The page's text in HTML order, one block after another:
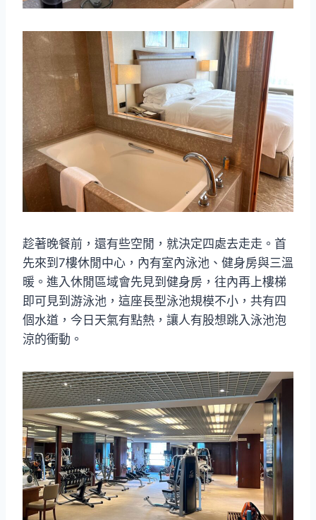
趁著晚餐前，還有些空閒，就決定四處去走走。首
先來到7樓休閒中心，內有室內泳池、健身房與三溫
暖。進入休閒區域會先見到健身房，往內再上樓梯
即可見到游泳池，這座長型泳池規模不小，共有四
個水道，今日天氣有點熱，讓人有股想跳入泳池泡
涼的衝動。